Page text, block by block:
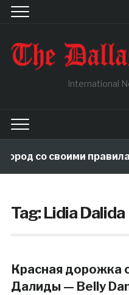
International
со своими
Tag:Lidia Dalida
Красная дорожка
Далиды — Belly